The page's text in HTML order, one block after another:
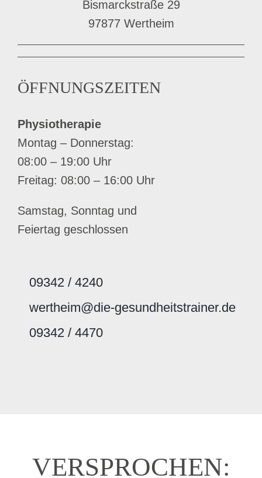
Bismarckstraße 29
97877 Wertheim
ÖFFNUNGSZEITEN
Physiotherapie
Montag – Donnerstag:
08:00 – 19:00 Uhr
Freitag: 08:00 – 16:00 Uhr
Samstag, Sonntag und
Feiertag geschlossen
09342 / 4240
wertheim@die-gesundheitstrainer.de
09342 / 4470
VERSPRO­CHEN: